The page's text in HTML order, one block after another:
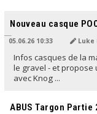
Nouveau casque
05.06.26 10:33 Luke
Infos casques de la
le gravel - et
avec Knog ...
ABUS Targon